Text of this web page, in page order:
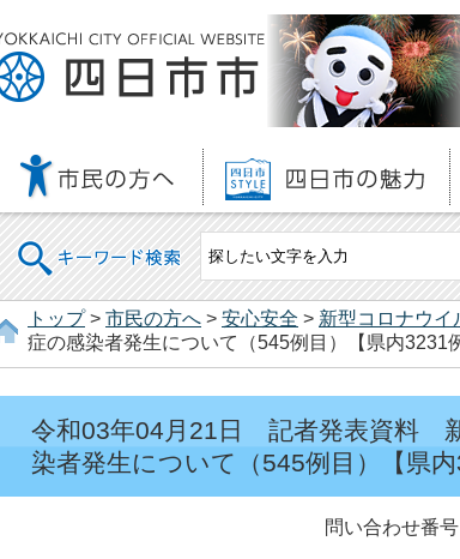
キーワード検索
トップ> 市民の方へ > 安心安全 > 新型コロナウイ
症の感染者発生について（545例目）【県内3231
令和03年04月21日 記者発表資料
染者発生について（545例目）【県内
問い合わせ番